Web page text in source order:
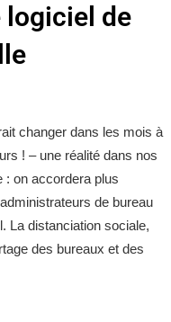
logiciel de
changer dans les mois à
! – une réalité dans nos
: on accordera plus
de bureau
La distanciation sociale,
des bureaux et des